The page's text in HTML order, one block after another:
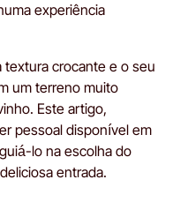
experiência
textura crocante e o seu
um terreno muito
Este artigo,
pessoal disponível em
lo na escolha do
entrada.